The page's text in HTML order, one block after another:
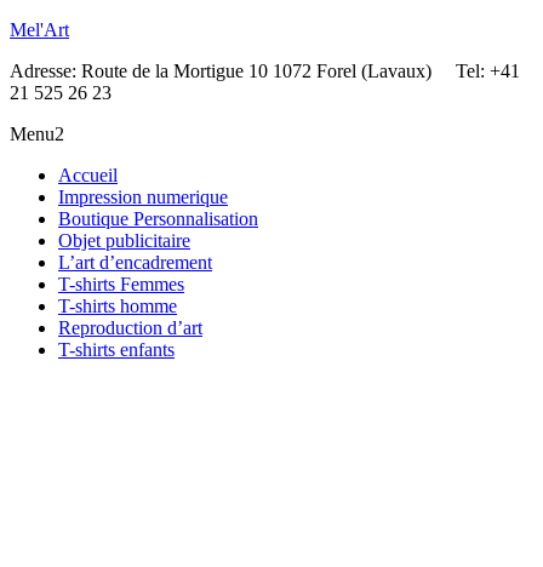
Mel'Art
Adresse: Route de la Mortigue 10 1072 Forel (Lavaux) Tel: +41
21 525 26 23
Menu2
Accueil
Impression numerique
Boutique Personnalisation
Objet publicitaire
L’art d’encadrement
T-shirts Femmes
T-shirts homme
Reproduction d’art
T-shirts enfants